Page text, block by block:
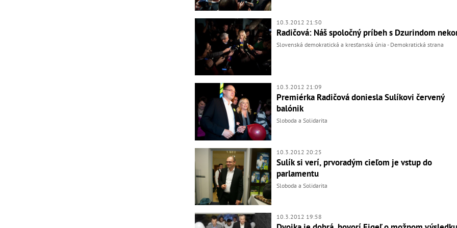
10.3.2012 21:50
Radičová: Náš spoločný príbeh s Dzurindom
Slovenská demokratická a kresťanská únia - Demokratická strana
10.3.2012 21:09
Premiérka Radičová doniesla Sulíkovi červený
balónik
Sloboda a Solidarita
10.3.2012 20:25
Sulík si verí, prvoradým cieľom je vstup do
parlamentu
Sloboda a Solidarita
10.3.2012 19:58